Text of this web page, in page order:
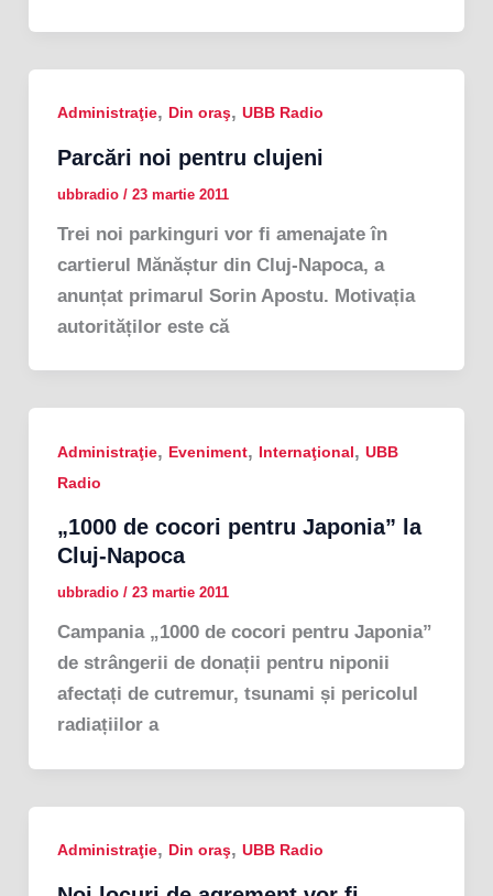
Administraţie, Din oraş, UBB Radio
Parcări noi pentru clujeni
ubbradio / 23 martie 2011
Trei noi parkinguri vor fi amenajate în
cartierul Mănăștur din Cluj-Napoca, a
anunțat primarul Sorin Apostu. Motivația
autorităților este că
Administraţie, Eveniment, Internaţional, UBB
Radio
„1000 de cocori pentru Japonia” la
Cluj-Napoca
ubbradio / 23 martie 2011
Campania „1000 de cocori pentru Japonia”
de strângerii de donații pentru niponii
afectați de cutremur, tsunami și pericolul
radiațiilor a
Administraţie, Din oraş, UBB Radio